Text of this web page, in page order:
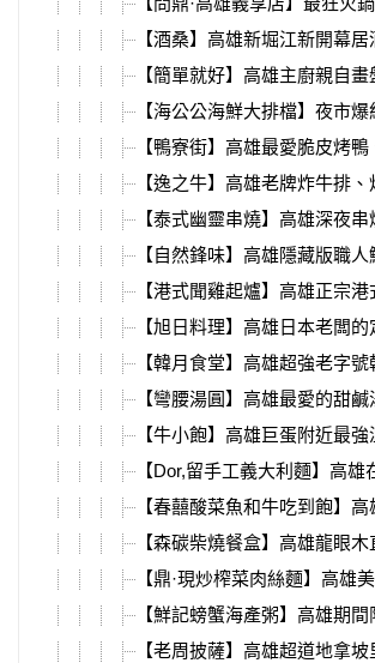
【酒桑】高雄新堀江新開幕
【簡單就好】高雄主廚親自
【海公公海鮮大排檔】夜市
【鴨寮街】高雄最愛脆皮烤
【逸之牛】高雄老牌炸牛排
【泰式幽靈串燒】高雄深夜
【自然鋒味】高雄隱藏版職
【港式聞雞起爐】高雄正宗
【旭日料理】高雄日本老闆
【韓月食堂】高雄超強老字
【彎腰湯圓】高雄最愛的甜
【牛小飽】高雄巨蛋附近最
【Dor,留手工義大利麵】高
【春囍酸菜魚和牛吃到飽】
【森碳柴燒餐盒】高雄龍眼
【鼎·現炒榨菜肉絲麵】高雄
【鮮記螃蟹海產粥】高雄期
【老周披薩】高雄超道地拿